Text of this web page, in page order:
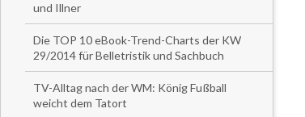
und Illner
Die TOP 10 eBook-Trend-Charts der KW
29/2014 für Belletristik und Sachbuch
TV-Alltag nach der WM: König Fußball
weicht dem Tatort